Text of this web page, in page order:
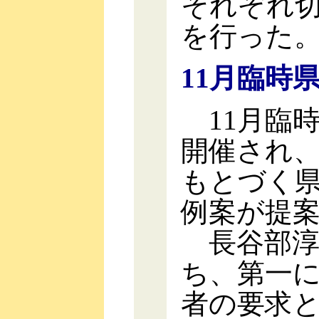
を行った
11月臨時
11月臨
開催され
もとづく
例案が提
長谷部
ち、第一
者の要求